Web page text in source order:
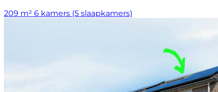
209 m² 6 kamers (5 slaapkamers)